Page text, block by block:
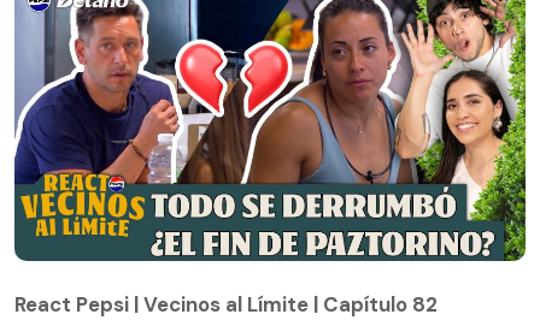
React Pepsi | Vecinos al Límite | Capítulo 82